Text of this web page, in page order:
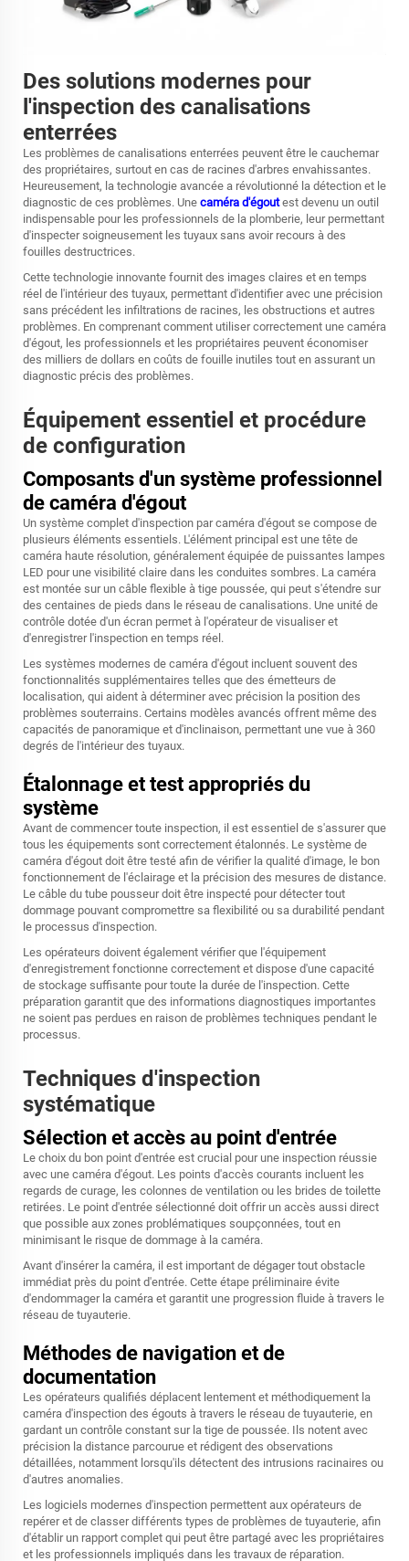
Des solutions modernes pour
l'inspection des canalisations
enterrées
Les problèmes de canalisations enterrées peuvent être le cauchemar
des propriétaires, surtout en cas de racines d'arbres envahissantes.
Heureusement, la technologie avancée a révolutionné la détection et le
diagnostic de ces problèmes. Une caméra d'égoutest devenu un outil
indispensable pour les professionnels de la plomberie, leur permettant
d'inspecter soigneusement les tuyaux sans avoir recours à des
fouilles destructrices.
Cette technologie innovante fournit des images claires et en temps
réel de l'intérieur des tuyaux, permettant d'identifier avec une précision
sans précédent les infiltrations de racines, les obstructions et autres
problèmes. En comprenant comment utiliser correctement une caméra
d'égout, les professionnels et les propriétaires peuvent économiser
des milliers de dollars en coûts de fouille inutiles tout en assurant un
diagnostic précis des problèmes.
Équipement essentiel et procédure
de configuration
Composants d'un système professionnel
de caméra d'égout
Un système complet d'inspection par caméra d'égout se compose de
plusieurs éléments essentiels. L'élément principal est une tête de
caméra haute résolution, généralement équipée de puissantes lampes
LED pour une visibilité claire dans les conduites sombres. La caméra
est montée sur un câble flexible à tige poussée, qui peut s'étendre sur
des centaines de pieds dans le réseau de canalisations. Une unité de
contrôle dotée d'un écran permet à l'opérateur de visualiser et
d'enregistrer l'inspection en temps réel.
Les systèmes modernes de caméra d'égout incluent souvent des
fonctionnalités supplémentaires telles que des émetteurs de
localisation, qui aident à déterminer avec précision la position des
problèmes souterrains. Certains modèles avancés offrent même des
capacités de panoramique et d'inclinaison, permettant une vue à 360
degrés de l'intérieur des tuyaux.
Étalonnage et test appropriés du
système
Avant de commencer toute inspection, il est essentiel de s'assurer que
tous les équipements sont correctement étalonnés. Le système de
caméra d'égout doit être testé afin de vérifier la qualité d'image, le bon
fonctionnement de l'éclairage et la précision des mesures de distance.
Le câble du tube pousseur doit être inspecté pour détecter tout
dommage pouvant compromettre sa flexibilité ou sa durabilité pendant
le processus d'inspection.
Les opérateurs doivent également vérifier que l'équipement
d'enregistrement fonctionne correctement et dispose d'une capacité
de stockage suffisante pour toute la durée de l'inspection. Cette
préparation garantit que des informations diagnostiques importantes
ne soient pas perdues en raison de problèmes techniques pendant le
processus.
Techniques d'inspection
systématique
Sélection et accès au point d'entrée
Le choix du bon point d'entrée est crucial pour une inspection réussie
avec une caméra d'égout. Les points d'accès courants incluent les
regards de curage, les colonnes de ventilation ou les brides de toilette
retirées. Le point d'entrée sélectionné doit offrir un accès aussi direct
que possible aux zones problématiques soupçonnées, tout en
minimisant le risque de dommage à la caméra.
Avant d'insérer la caméra, il est important de dégager tout obstacle
immédiat près du point d'entrée. Cette étape préliminaire évite
d'endommager la caméra et garantit une progression fluide à travers le
réseau de tuyauterie.
Méthodes de navigation et de
documentation
Les opérateurs qualifiés déplacent lentement et méthodiquement la
caméra d'inspection des égouts à travers le réseau de tuyauterie, en
gardant un contrôle constant sur la tige de poussée. Ils notent avec
précision la distance parcourue et rédigent des observations
détaillées, notamment lorsqu'ils détectent des intrusions racinaires ou
d'autres anomalies.
Les logiciels modernes d'inspection permettent aux opérateurs de
repérer et de classer différents types de problèmes de tuyauterie, afin
d'établir un rapport complet qui peut être partagé avec les propriétaires
et les professionnels impliqués dans les travaux de réparation.